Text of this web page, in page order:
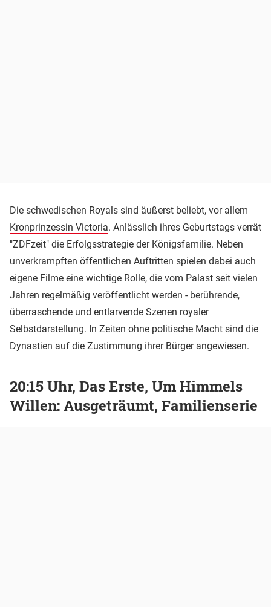
Die schwedischen Royals sind äußerst beliebt, vor allem
Kronprinzessin Victoria. Anlässlich ihres Geburtstags verrät
"ZDFzeit" die Erfolgsstrategie der Königsfamilie. Neben
unverkrampften öffentlichen Auftritten spielen dabei auch
eigene Filme eine wichtige Rolle, die vom Palast seit vielen
Jahren regelmäßig veröffentlicht werden - berührende,
überraschende und entlarvende Szenen royaler
Selbstdarstellung. In Zeiten ohne politische Macht sind die
Dynastien auf die Zustimmung ihrer Bürger angewiesen.
20:15 Uhr, Das Erste, Um Himmels
Willen: Ausgeträumt, Familienserie